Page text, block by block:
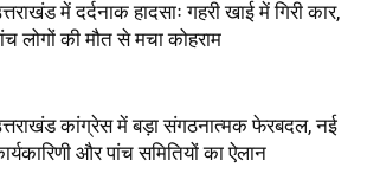
में दर्दनाक हादसाः गहरी खाई में गिरी कार,
लोगों की मौत से मचा कोहराम
कांग्रेस में बड़ा संगठनात्मक फेरबदल, नई
और पांच समितियों का ऐलान